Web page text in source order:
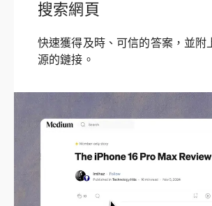
搜索網頁
快速獲得及時、可信的答案，並附
源的鏈接。